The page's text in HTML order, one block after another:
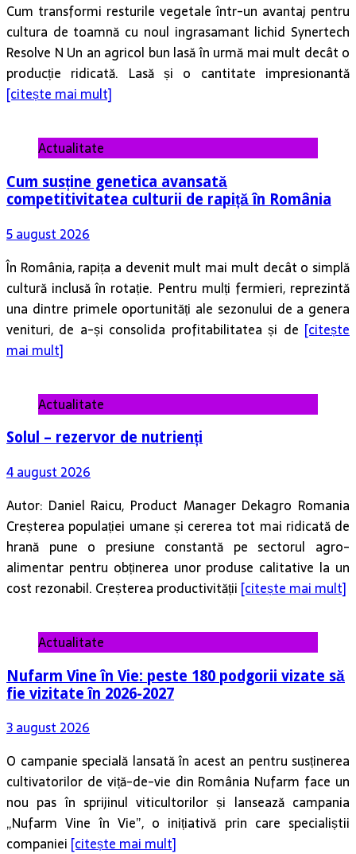
Cum transformi resturile vegetale într-un avantaj pentru
cultura de toamnă cu noul ingrasamant lichid Synertech
Resolve N Un an agricol bun lasă în urmă mai mult decât o
producție ridicată. Lasă și o cantitate impresionantă
[citește mai mult]
Actualitate
Cum susține genetica avansată
competitivitatea culturii de rapiță în România
5 august 2026
În România, rapița a devenit mult mai mult decât o simplă
cultură inclusă în rotație. Pentru mulți fermieri, reprezintă
una dintre primele oportunități ale sezonului de a genera
venituri, de a-și consolida profitabilitatea și de [citește
mai mult]
Actualitate
Solul – rezervor de nutrienți
4 august 2026
Autor: Daniel Raicu, Product Manager Dekagro Romania
Creșterea populației umane și cererea tot mai ridicată de
hrană pune o presiune constantă pe sectorul agro-
alimentar pentru obținerea unor produse calitative la un
cost rezonabil. Creșterea productivității [citește mai mult]
Actualitate
Nufarm Vine în Vie: peste 180 podgorii vizate să
fie vizitate în 2026-2027
3 august 2026
O campanie specială lansată în acest an pentru susținerea
cultivatorilor de viță-de-vie din România Nufarm face un
nou pas în sprijinul viticultorilor și lansează campania
„Nufarm Vine în Vie”, o inițiativă prin care specialiștii
companiei [citește mai mult]